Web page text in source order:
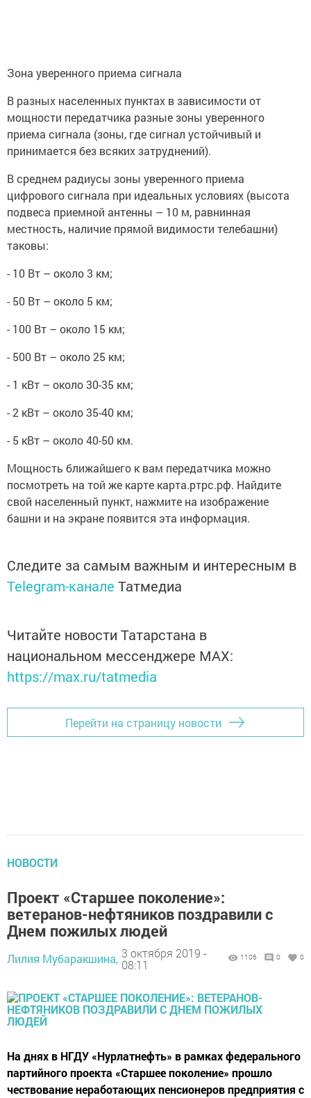
Зона уверенного приема сигнала
В разных населенных пунктах в зависимости от
мощности передатчика разные зоны уверенного
приема сигнала (зоны, где сигнал устойчивый и
принимается без всяких затруднений).
В среднем радиусы зоны уверенного приема
цифрового сигнала при идеальных условиях (высота
подвеса приемной антенны – 10 м, равнинная
местность, наличие прямой видимости телебашни)
таковы:
- 10 Вт – около 3 км;
- 50 Вт – около 5 км;
- 100 Вт – около 15 км;
- 500 Вт – около 25 км;
- 1 кВт – около 30-35 км;
- 2 кВт – около 35-40 км;
- 5 кВт – около 40-50 км.
Мощность ближайшего к вам передатчика можно
посмотреть на той же карте карта.ртрс.рф. Найдите
свой населенный пункт, нажмите на изображение
башни и на экране появится эта информация.
Следите за самым важным и интересным в
Telegram-канале Татмедиа
Читайте новости Татарстана в
национальном мессенджере MАХ:
https://max.ru/tatmedia
Перейти на страницу новости
НОВОСТИ
Проект «Старшее поколение»:
ветеранов-нефтяников поздравили с
Днем пожилых людей
Лилия Мубаракшина, 3 октября 2019 -
08:11
1106 0 0
На днях в НГДУ «Нурлатнефть» в рамках федерального
партийного проекта «Старшее поколение» прошло
чествование неработающих пенсионеров предприятия с